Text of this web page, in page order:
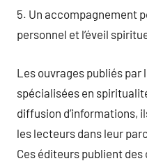
5. Un accompagnement
personnel et l’éveil
Les ouvrages publiés par
spécialisées en
diffusion d’informations,
les lecteurs dans leur
Ces éditeurs publient